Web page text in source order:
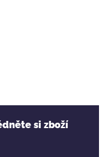
si zboží